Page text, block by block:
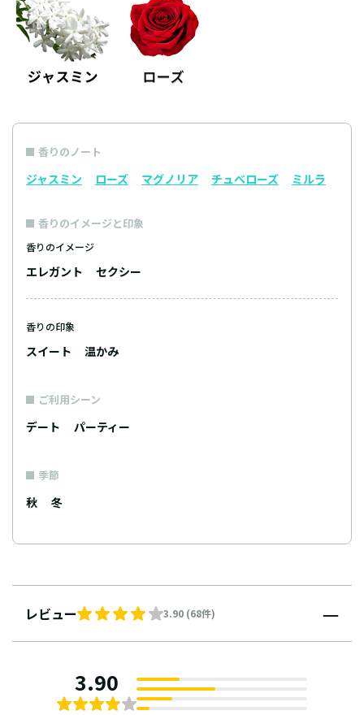
香りのノート
ジャスミン ローズ マグノリア チュベローズ ミルラ
香りのイメージと印象
香りのイメージ
エレガント セクシー
香りの印象
スイート 温かみ
ご利用シーン
デート パーティー
季節
秋 冬
レビュー 3.90 (68件)
3.90